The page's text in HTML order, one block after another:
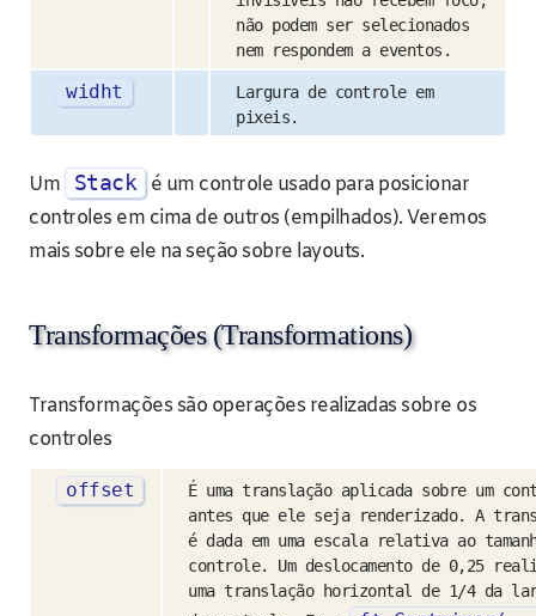
não podem ser selecionados
nem respondem a eventos.
widht
Largura de controle em
pixeis.
Um Stack
é um controle usado para posicionar
controles em cima de outros (empilhados). Veremos
mais sobre ele na seção sobre layouts.
Transformações (Transformations)
Transformações são operações realizadas sobre os
controles
offset
É uma translação aplicada sobre um
antes que ele seja renderizado. A
é dada em uma escala relativa ao
controle. Um deslocamento de 0,25
uma translação horizontal de 1/4 da